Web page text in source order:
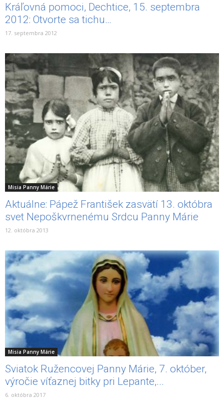
Kráľovná pomoci, Dechtice, 15. septembra
2012: Otvorte sa tichu…
17. septembra 2012
Misia Panny Márie
Aktuálne: Pápež František zasvätí 13. októbra
svet Nepoškvrnenému Srdcu Panny Márie
12. októbra 2013
Misia Panny Márie
Sviatok Ružencovej Panny Márie, 7. október,
výročie víťaznej bitky pri Lepante,...
6. októbra 2017